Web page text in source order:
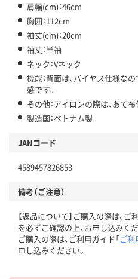
肩幅(cm)：46cm
胸囲：112cm
袖丈(cm)：20cm
袖丈：半袖
ネック：Vネック
機能：背面は、バイヤス仕様な
感です。
その他：アイロンの際は、あて
製造国：ベトナム製
JANコード
4589457826853
備考（ご注意）
【返品について】ご購入の際は、ご
を必ずご確認の上、お申し込みくだ
ご購入の際は、ご利用ガイド「ご利
申し込みください。